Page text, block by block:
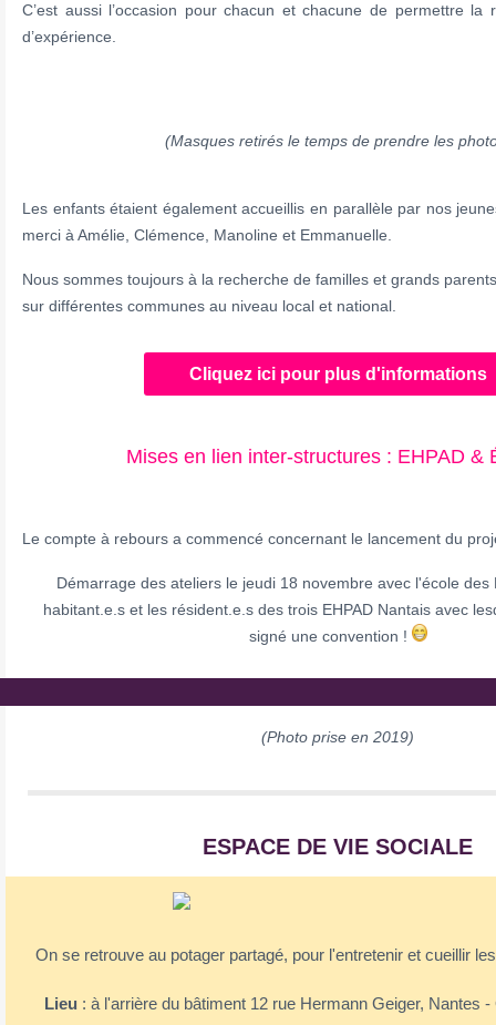
C’est aussi l’occasion pour chacun et chacune de permettre la
d’expérience.
(Masques retirés le temps de prendre les
Les enfants étaient également accueillis en parallèle par nos
merci à Amélie, Clémence, Manoline et Emmanuelle.
Nous sommes toujours à la recherche de familles et grands
sur différentes communes au niveau local et national.
Cliquez ici pour plus d'informations
Mises en lien inter-structures : EHPAD &
Le compte à rebours a commencé concernant le lancement du
Démarrage des ateliers le jeudi 18 novembre avec l'école des
habitant.e.s et les résident.e.s des trois EHPAD Nantais avec
signé une convention !
(Photo prise en 2019)
ESPACE DE VIE SOCIALE
On se retrouve au potager partagé, pour l'entretenir et cueillir
Lieu : à l'arrière du bâtiment 12 rue Hermann Geiger, Nantes